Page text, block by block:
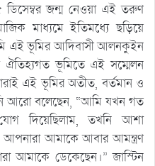
জন্ম নেওয়া এই তরুণ
মাধ্যমে ইতিমধ্যে ছড়িয়ে
এই ভূমির আদিবাসী আলনকুইন
ঐতিহ্যগত ভূমিতে এই সম্মেলন
এই ভূমির অতীত, বর্তমান ও
আরো বলেছেন, “আমি যখন গত
দিয়েছিলাম, তখনি আশা
আমাকে আবার আমন্ত্রণ
আমাকে ডেকেছেন।” জাস্টিন